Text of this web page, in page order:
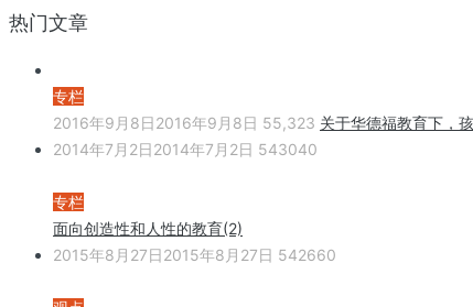
热门文章
专栏
2016年9月8日2016年9月8日 55,323 关于华德福教育下，
2014年7月2日2014年7月2日 543040
专栏
面向创造性和人性的教育(2)
2015年8月27日2015年8月27日 542660